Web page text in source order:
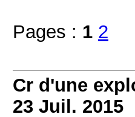
Pages : 1 2
Cr d'une
23 Juil. 2015